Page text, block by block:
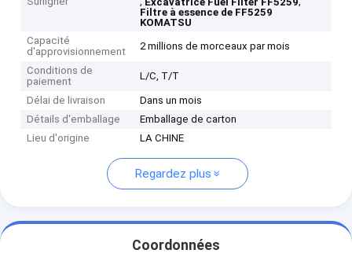
Filtre à essence de FF5259
KOMATSU
Capacité
d'approvisionnement
2 millions de morceaux par mois
Conditions de
paiement
L/C, T/T
Délai de livraison
Dans un mois
Détails d'emballage
Emballage de carton
Lieu d'origine
LA CHINE
Regardez plus
Coordonnées